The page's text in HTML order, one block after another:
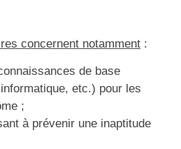
concernent notamment :
de base
etc.) pour les
;
à prévenir une inaptitude